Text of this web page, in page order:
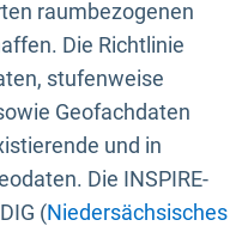
raumbezogenen
Die Richtlinie
stufenweise
Geofachdaten
und in
Die INSPIRE-
(Niedersächsisches